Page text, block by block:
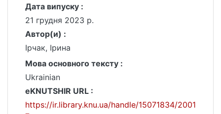
Дата випуску :
21 грудня 2023 р.
Автор(и) :
Ірчак, Ірина
Мова основного тексту :
Ukrainian
eKNUTSHIR URL :
https://ir.library.knu.ua/handle/15071834/2001